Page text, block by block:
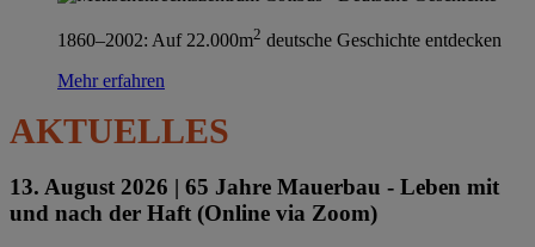
1860–2002: Auf 22.000m2 deutsche Geschichte entdecken
Mehr erfahren
AKTUELLES
13. August 2026 | 65 Jahre Mauerbau - Leben mit
und nach der Haft (Online via Zoom)